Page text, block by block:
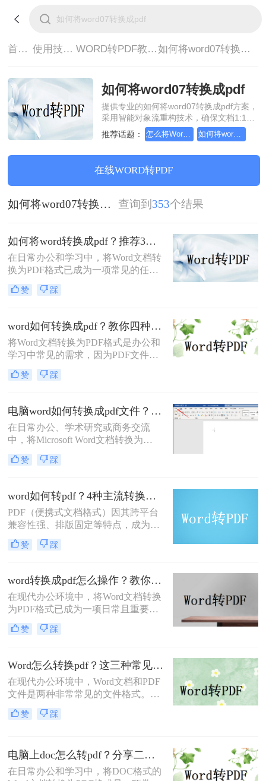
首页> 使用技巧> WORD转PDF教程> 如何将word07转换成pdf
如何将word07转换成pdf
提供专业的如何将word07转换成pdf方案，
采用智能对象流重构技术，确保文档1:1高
保真还原且排版不乱码。支持一键批量处
理，全链路 SSL 加密保障隐私安全。助您
装，高效办公。
推荐话题： 怎么将Word转pdf格式，分享一种简单的方法 如何将word转换成pdf
在线WORD转PDF
如何将word07转换成pdf 查询到 353个结果
如何将word转换成pdf？推荐3种方法轻松转换！
在日常办公和学习中，将Word文档转
换为PDF格式已成为一项常见的任
务。PDF格式具有跨平台兼容性、格
式稳定性和安全性等优点，使得它在
著优势。那么如何将word转换成pdf
呢？本文将介绍三种将Word转换成
PDF的方法。
赞 踩
word如何转换成pdf？教你四种常用方法！
将Word文档转换为PDF格式是办公和
学习中常见的需求，因为PDF文件具
有跨平台兼容性、良好的排版稳定性
和安全性。那么word如何转换成pdf
及其优缺点分析。
赞 踩
电脑word如何转换成pdf文件？揭秘4大高效方法，轻松搞定所有场景！
在日常办公、学术研究或商务交流
中，将Microsoft Word文档转换为
PDF（Portable Document Format，便
携式文档格式）已成为一项不可或缺
一致性、出色的安全性以及固定的排
版布局，赢得了全球用户的信赖。无
论是提交论文报告、发送商业合同，
还是分享个人简历，PDF都能确保接
收方看到的内容与您精心设计的完全
一致。那么电脑word如何转换成pdf文
赞 踩
word如何转pdf？4种主流转换方法详解！
PDF（便携式文档格式）因其跨平台
兼容性强、排版固定等特点，成为文
档分享和打印的首选格式。那么word
如何转pdf呢？本文将详细介绍Word
转换任务。
赞 踩
word转换成pdf怎么操作？教你五种转换方法！
在现代办公环境中，将Word文档转换
为PDF格式已成为一项日常且重要的
操作。PDF格式不仅具有高度的兼容
性和稳定性，能够确保文档在不同设
局，还方便分享、分发，并能有效防
止文档内容被篡改。那么word转换成
pdf怎么操作呢？下面将详细介绍几种
将Word转换成PDF的方法。
赞 踩
Word怎么转换pdf？这三种常见转换方法尝试下！
在现代办公环境中，Word文档和PDF
文件是两种非常常见的文件格式。
Word文档因其编辑灵活而广受欢迎，
而PDF文件则因为其跨平台的兼容性
见需求。那么Word怎么转换pdf呢？
本文将介绍三种常用的Word转PDF的
赞 踩
电脑上doc怎么转pdf？分享二个高效转换方法！
在日常办公和学习中，将DOC格式的